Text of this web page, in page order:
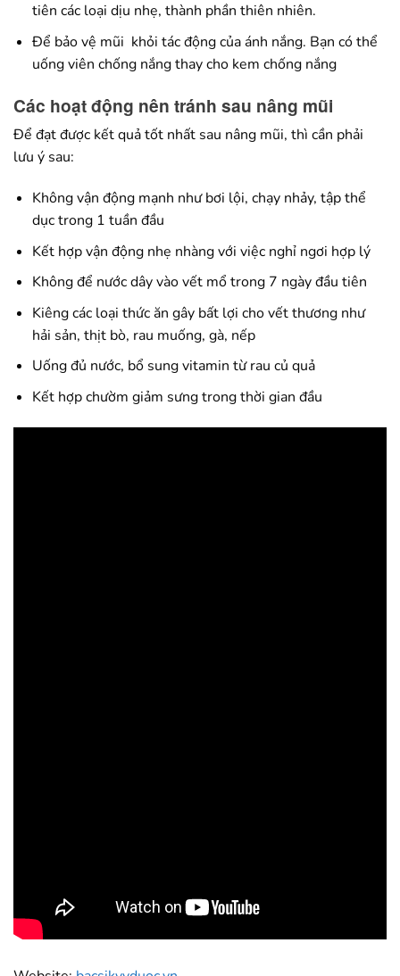
tiên các loại dịu nhẹ, thành phần thiên nhiên.
Để bảo vệ mũi khỏi tác động của ánh nắng. Bạn có thể
uống viên chống nắng thay cho kem chống nắng
Các hoạt động nên tránh sau nâng mũi
Để đạt được kết quả tốt nhất sau nâng mũi, thì cần phải
lưu ý sau:
Không vận động mạnh như bơi lội, chạy nhảy, tập thể
dục trong 1 tuần đầu
Kết hợp vận động nhẹ nhàng với việc nghỉ ngơi hợp lý
Không để nước dây vào vết mổ trong 7 ngày đầu tiên
Kiêng các loại thức ăn gây bất lợi cho vết thương như
hải sản, thịt bò, rau muống, gà, nếp
Uống đủ nước, bổ sung vitamin từ rau củ quả
Kết hợp chườm giảm sưng trong thời gian đầu